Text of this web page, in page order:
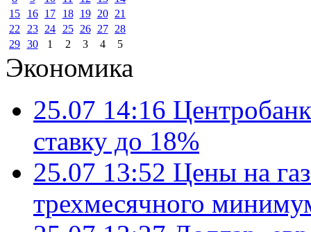
15
16 17 18 19 20
21
22
23 24 25 26 27
28
29 30 1 2 3 4 5
Экономика
25.07 14:16
ставку до 18%
25.07 13:52 Цены на
трехмесячного